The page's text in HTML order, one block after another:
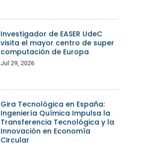
Investigador de EASER UdeC
visita el mayor centro de super
computación de Europa
Jul 29, 2026
Gira Tecnológica en España:
Ingeniería Química Impulsa la
Transferencia Tecnológica y la
Innovación en Economía
Circular